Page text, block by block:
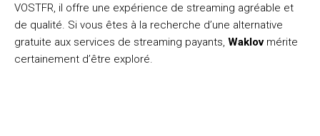
VOSTFR, il offre une expérience de streaming agréable et
de qualité. Si vous êtes à la recherche d’une alternative
gratuite aux services de streaming payants, Waklovmérite
certainement d’être exploré.